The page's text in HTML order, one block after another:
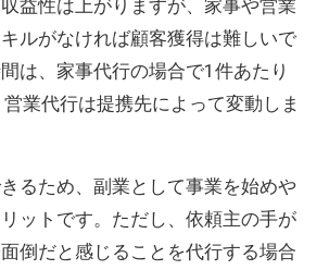
益性は上がりますが、家事や営業
ルがなければ顧客獲得は難しいで
は、家事代行の場合で1件あたり
業代行は提携先によって変動しま
るため、副業として事業を始めや
ットです。ただし、依頼主の手が
倒だと感じることを代行する場合